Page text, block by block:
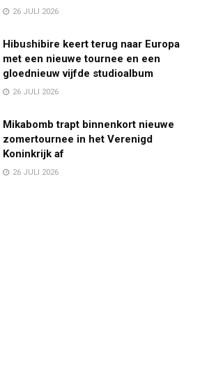
26 JULI 2026
Hibushibire keert terug naar Europa
met een nieuwe tournee en een
gloednieuw vijfde studioalbum
26 JULI 2026
Mikabomb trapt binnenkort nieuwe
zomertournee in het Verenigd
Koninkrijk af
26 JULI 2026